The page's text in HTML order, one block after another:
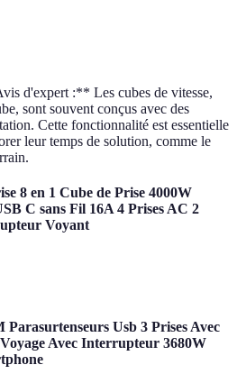
d'expert :** Les cubes de vitesse,
sont souvent conçus avec des
Cette fonctionnalité est essentielle
leur temps de solution, comme le
8 en 1 Cube de Prise 4000W
C sans Fil 16A 4 Prises AC 2
Voyant
Usb 3 Prises Avec
Avec Interrupteur 3680W